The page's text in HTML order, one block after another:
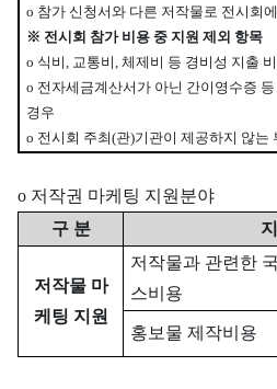
o 참가 신청서와 다른 저작물로 전시회
※ 전시회 참가 비용 중 지원 제외 항목
o 식비, 교통비, 체제비 등 경비성 지출
o 전자세금계산서가 아닌 간이영수증
경우
o 전시회 주최(관)기관이 제공하지 않는
o 저작권 마케팅 지원분야
구 분
저작물 마
케팅 지원
저작물과 관련한
스비용
홍보물 제작비용